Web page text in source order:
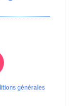
générales